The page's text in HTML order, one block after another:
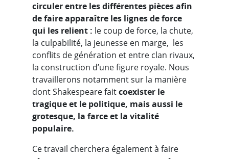
circuler entre les différentes pièces afin
de faire apparaître les lignes de force
qui les relient : le coup de force, la chute,
la culpabilité, la jeunesse en marge, les
conflits de génération et entre clan rivaux,
la construction d’une figure royale. Nous
travaillerons notamment sur la manière
dont Shakespeare faitcoexister le
tragique et le politique, mais aussi le
grotesque, la farce et la vitalité
populaire.
Ce travail cherchera également à faire